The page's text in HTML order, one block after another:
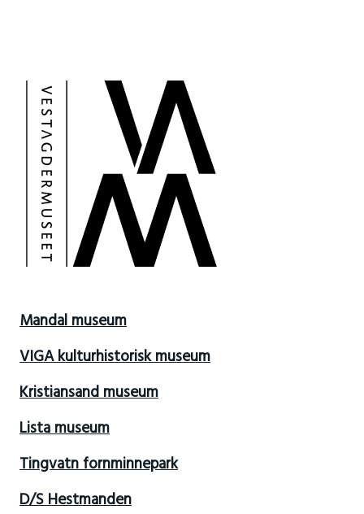
Mandal museum
VIGA kulturhistorisk museum
Kristiansand museum
Lista museum
Tingvatn fornminnepark
D/S Hestmanden